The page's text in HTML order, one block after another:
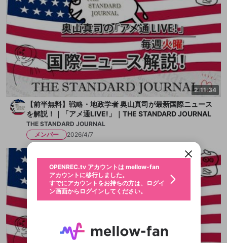
2:11:34
【前半無料】戦略・地政学者 奥山真司が最新国際ニュース
を解説！｜「アメ通LIVE!」｜THE STANDARD JOURNAL
THE STANDARD JOURNAL
メンバー
2026/4/7
ブレイクタイム広告
ライブ配信中に休憩するときに、最大1分間の広告
を表示することができます。
アプリで快適に視聴しよう！
OPENREC.tv アカウントは mellow-fan
アカウントに移行しました。
すでにアカウントをお持ちの方は、ログイ
新規登録
メールアドレスで新規登録
または
新規登録
@
OPENREC.tvアカウントはmellow-fanア
カウントに統合しました。
こちらからOPENREC.tvでログイン中のア
ログイン
メールアドレスでログイン
または
ログイン
OPENREC.tv アカウントは mellow-fan
アカウントに移行しました。
すでにアカウントをお持ちの方は、ログイ
ン画面からログインしてください。
登録したメールアドレスを入力し、送信してくださ
入力していただいたメールアドレ
スに、パスワード再設定用URLを
パーソナルデータの登録
年
生年月は登録後に変更できません。
認証コードの入力
セッションの有効期限が切れたた
不適切なユーザーとして報告しま
すか？
問題を選択してください
わいせつな表現
サブスクシェア
詳しくはこちら
限定コミュニティ参加方法
Discordアカウントをお持ちでない方